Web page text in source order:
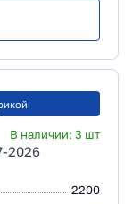
В наличии: 3 шт
2026
2200